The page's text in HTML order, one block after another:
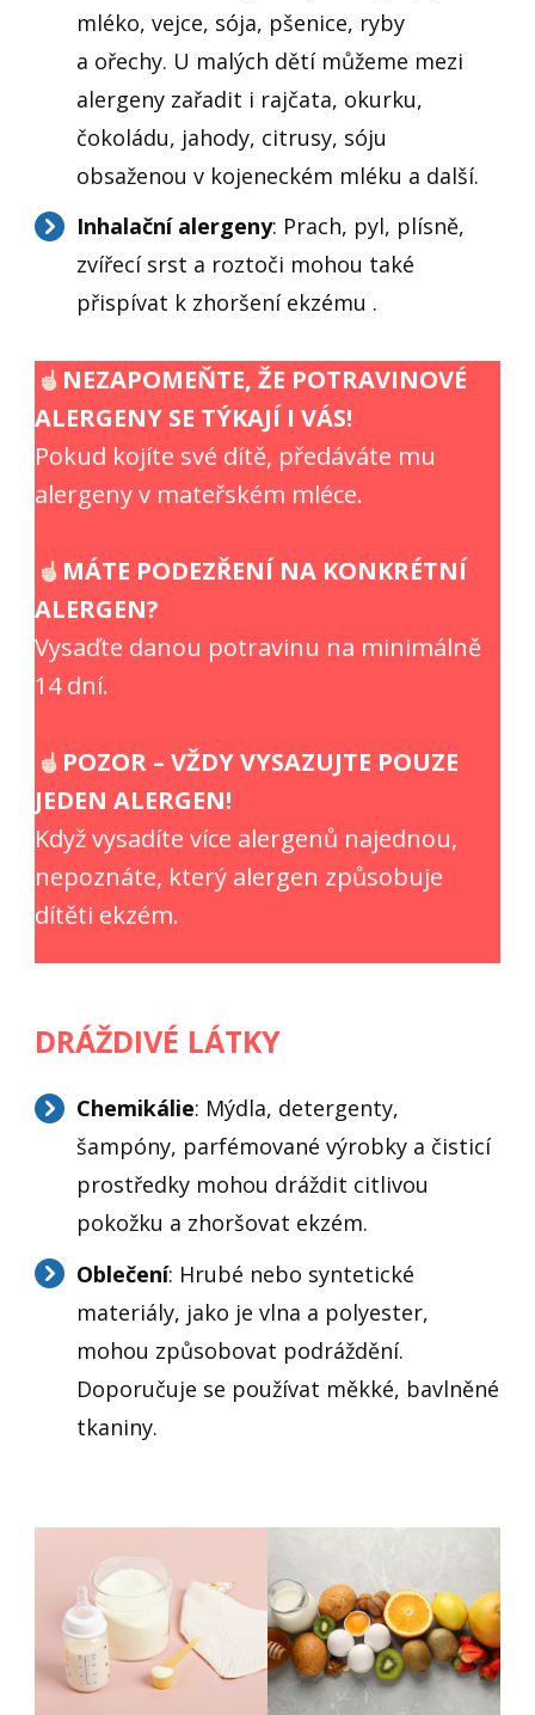
mléko, vejce, sója, pšenice, ryby
a ořechy. U malých dětí můžeme mezi
alergeny zařadit i rajčata, okurku,
čokoládu, jahody, citrusy, sóju
obsaženou v kojeneckém mléku a další.
Inhalační alergeny: Prach, pyl, plísně,
zvířecí srst a roztoči mohou také
přispívat k zhoršení ekzému .
NEZAPOMEŇTE, ŽE POTRAVINOVÉ
ALERGENY SE TÝKAJÍ I VÁS!
Pokud kojíte své dítě, předáváte mu
alergeny v mateřském mléce.
MÁTE PODEZŘENÍ NA KONKRÉTNÍ
ALERGEN?
Vysaďte danou potravinu na minimálně
14 dní.
POZOR – VŽDY VYSAZUJTE POUZE
JEDEN ALERGEN!
Když vysadíte více alergenů najednou,
nepoznáte, který alergen způsobuje
dítěti ekzém.
DRÁŽDIVÉ LÁTKY
Chemikálie: Mýdla, detergenty,
šampóny, parfémované výrobky a čisticí
prostředky mohou dráždit citlivou
pokožku a zhoršovat ekzém.
Oblečení: Hrubé nebo syntetické
materiály, jako je vlna a polyester,
mohou způsobovat podráždění.
Doporučuje se používat měkké, bavlněné
tkaniny.